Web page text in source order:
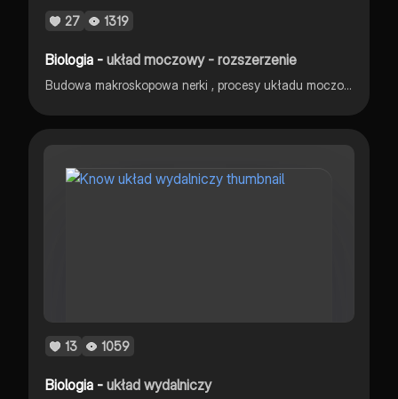
27 1319
Biologia -układ moczowy - rozszerzenie
Budowa makroskopowa nerki , procesy układu moczowego
13 1059
Biologia -układ wydalniczy